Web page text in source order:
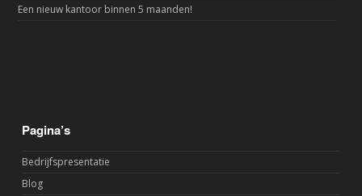
Een nieuw kantoor binnen 5 maanden!
Pagina’s
Bedrijfspresentatie
Blog